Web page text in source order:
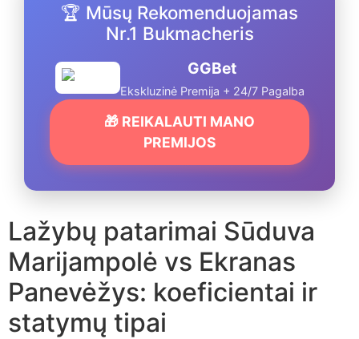
🏆 Mūsų Rekomenduojamas
Nr.1 Bukmacheris
GGBet
Ekskluzinė Premija + 24/7 Pagalba
🎁 REIKALAUTI MANO
PREMIJOS
Lažybų patarimai Sūduva
Marijampolė vs Ekranas
Panevėžys: koeficientai ir
statymų tipai